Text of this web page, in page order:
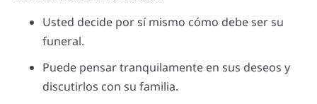
Usted decide por sí mismo cómo debe ser su
funeral.
Puede pensar tranquilamente en sus deseos y
discutirlos con su familia.